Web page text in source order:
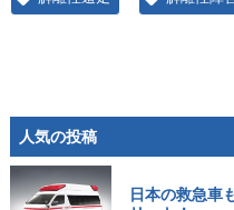
人気の投稿
日本の救急車